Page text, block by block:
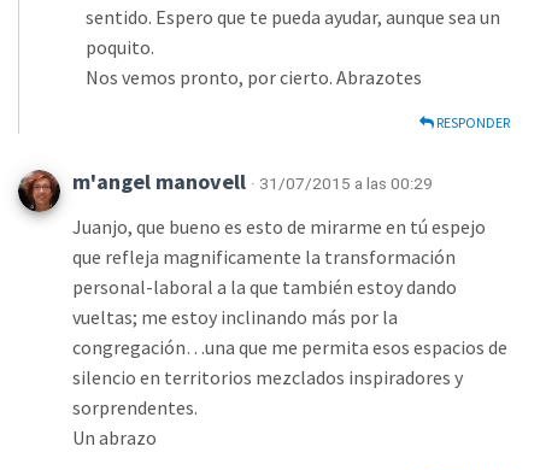
sentido. Espero que te pueda ayudar, aunque sea un
poquito.
Nos vemos pronto, por cierto. Abrazotes
RESPONDER
m'angel manovell · 31/07/2015 a las 00:29
Juanjo, que bueno es esto de mirarme en tú espejo
que refleja magnificamente la transformación
personal-laboral a la que también estoy dando
vueltas; me estoy inclinando más por la
congregación…una que me permita esos espacios de
silencio en territorios mezclados inspiradores y
sorprendentes.
Un abrazo